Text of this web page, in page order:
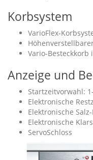
Korbsystem
VarioFlex-
Vario-Besteckkorb
Anzeige und
Startzeitvorwahl:
Elektronische
Elektronische
Elektronische
ServoSchloss